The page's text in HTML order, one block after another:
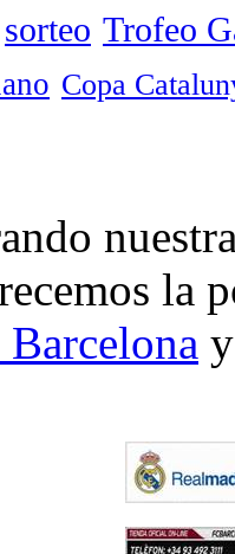
sorteo Trofeo
Copa
la